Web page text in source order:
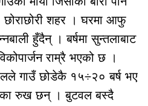
शहर । घरमा आफु
हुँदैन् । बर्षमा सुन्तलाबाट
राम्रै भएको छ ।
गाउँ छोडेकै १५÷२० बर्ष भए
रुख छन् । बुटवल बस्दै